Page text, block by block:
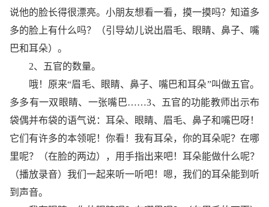
说他的脸长得很漂亮。小朋友想看一看，摸一摸吗？知道多
多的脸上有什么吗？（引导幼儿说出眉毛、眼睛、鼻子、嘴
巴和耳朵）。
2、五官的数量。
哦！原来“眉毛、眼睛、鼻子、嘴巴和耳朵”叫做五官。
多多有一双眼睛、一张嘴巴……3、五官的功能教师出示布
袋偶并布袋的语气说：耳朵、眼睛、眉毛、鼻子和嘴巴呀！
它们有许多的本领呢！你看！我有耳朵，你的耳朵呢？在哪
里呢？（在脸的两边），用手指出来吧！耳朵能做什么呢？
（播放录音）我们一起来听一听吧！嗯，我们的耳朵能到听
到声音。